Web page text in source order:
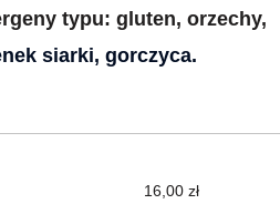
typu: gluten, orzechy,
siarki, gorczyca.
NIE ZAWIERA EWENTUALNYCH
16,00 zł